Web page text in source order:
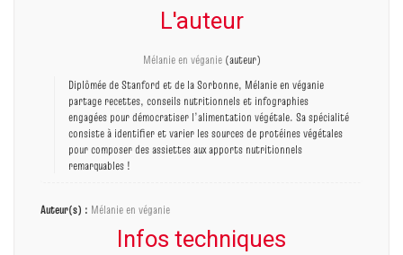
L'auteur
Mélanie en véganie(auteur)
Diplômée de Stanford et de la Sorbonne, Mélanie en véganie
partage recettes, conseils nutritionnels et infographies
engagées pour démocratiser l’alimentation végétale. Sa spécialité
consiste à identifier et varier les sources de protéines végétales
pour composer des assiettes aux apports nutritionnels
remarquables !
Auteur(s) : Mélanie en véganie
Infos techniques